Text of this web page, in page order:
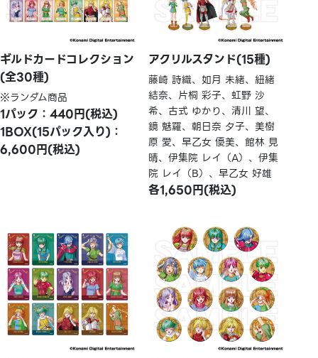
ギルドカードコレクション
(全30種)
※ランダム商品
1パック：440円(税込)
1BOX(15パック入り)：
6,600円(税込)
アクリルスタンド(15種)
藤崎 詩織、如月 未緒、紐緒
結奈、片桐 彩子、虹野 沙
希、古式 ゆかり、清川 望、
鏡 魅羅、朝日奈 夕子、美樹
原 愛、早乙女 優美、館林 見
晴、伊集院 レイ（A）、伊集
院 レイ（B）、早乙女 好雄
各1,650円(税込)